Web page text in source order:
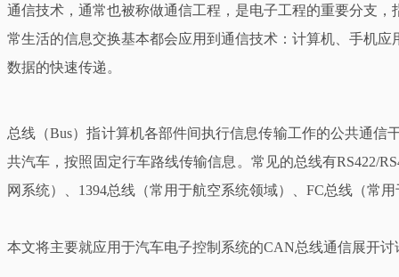
通信技术，通常也被称做通信工程，是电子工程的重要分支
常生活的信息交换基本都会应用到通信技术：计算机、手机
数据的快速传递。
总线（Bus）指计算机各部件间执行信息传输工作的公共通
共汽车，按照固定行车路线传输信息。常见的总线有RS422/
网系统）、1394总线（常用于航空系统领域）、FC总线（常用
本文将主要就应用于汽车电子控制系统的CAN总线通信展开讨